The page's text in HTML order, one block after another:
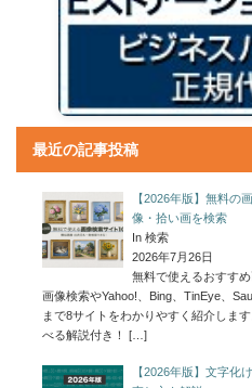
最近の記事投稿
【2026年版】無料の
像・拾い画を検索
In 検索
2026年7月26日
無料で使えるおすす
画像検索やYahoo!、Bing、TinEye、
まで8サイトをわかりやすく紹介しま
べる解説付き！
[…]
【2026年版】文字化